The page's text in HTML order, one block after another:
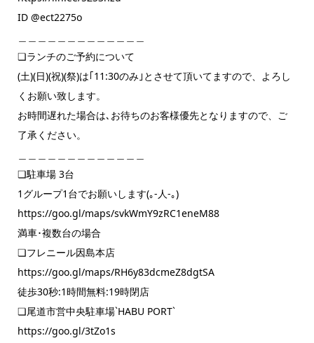
ID @ect2275o
❏ランチのご予約について
(土)(日)(祝)(祭)は｢11:30のみ｣とさせて頂いてますので、よろし
くお願い致します。
お時間遅れた場合は､お待ちのお客様優先となりますので、ご
了承ください。
❏駐車場 3台
1グループ1台でお願いします(｡-人-｡)
https://goo.gl/maps/svkWmY9zRC1eneM88
満車･複数台の場合
❏フレニール因島本店
https://goo.gl/maps/RH6y83dcmeZ8dgtSA
徒歩30秒:1時間無料:19時閉店
❏尾道市営中央駐車場`HABU PORT`
https://goo.gl/3tZo1s